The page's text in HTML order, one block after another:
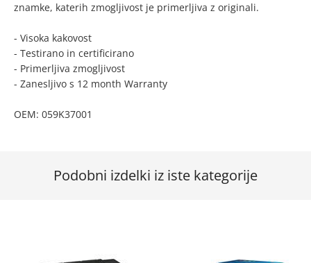
znamke, katerih zmogljivost je primerljiva z originali.
- Visoka kakovost
- Testirano in certificirano
- Primerljiva zmogljivost
- Zanesljivo s 12 month Warranty
OEM: 059K37001
Podobni izdelki iz iste kategorije